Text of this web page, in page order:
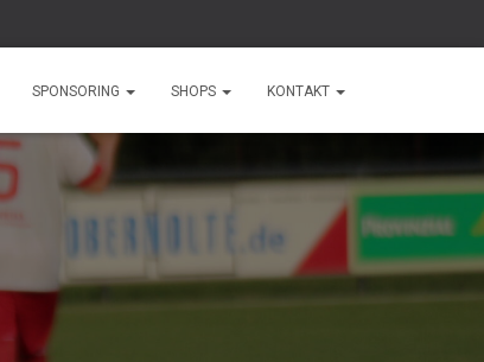
SPONSORING SHOPS KONTAKT